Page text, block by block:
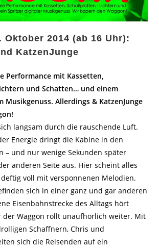
Oktober 2014 (ab 16 Uhr):
KatzenJunge
Performance mit Kassetten,
und Schatten… und einem
Musikgenuss. Allerdings & KatzenJunge
langsam durch die rauschende Luft.
Energie dringt die Kabine in den
– und nur wenige Sekunden später
anderen Seite aus. Hier scheint alles
voll mit versponnenen Melodien.
sich in einer ganz und gar anderen
Eisenbahnstrecke des Alltags hört
der Waggon rollt unaufhörlich weiter. Mit
Schaffnern, Chris und
sich die Reisenden auf ein